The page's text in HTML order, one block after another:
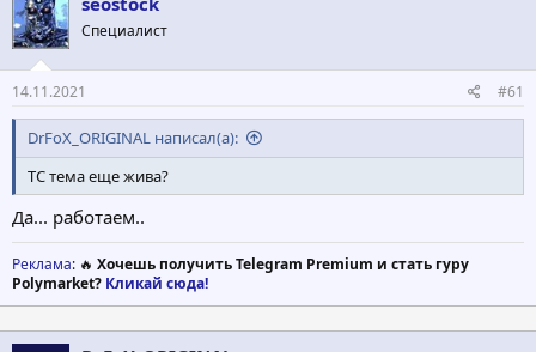
р
т
е
м
ы
а
ч
л
а
Специалист
14.11.2021 #61
DrFoX_ORIGINAL написал(а):
ТС тема еще жива?
Да... работаем..
Реклама: 🔥 Хочешь получить Telegram Premium и стать гуру
Polymarket? Кликай сюда!